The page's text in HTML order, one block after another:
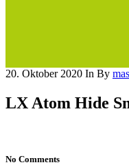
20. Oktober 2020 In By
LX Atom Hide
No Comments